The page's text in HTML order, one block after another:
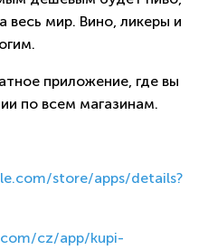
весь мир. Вино, ликеры и
приложение, где вы
по всем магазинам.
store/apps/details?
cz/app/kupi-